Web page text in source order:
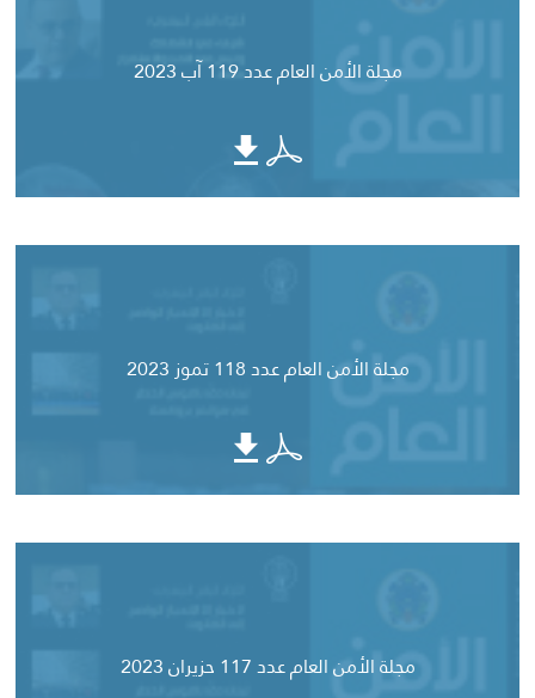
مجلة الأمن العام عدد 119 آب 2023
مجلة الأمن العام عدد 118 تموز 2023
مجلة الأمن العام عدد 117 حزيران 2023